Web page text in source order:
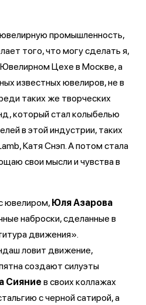
промышленность,
того, что могу сделать я,
Ювелирном Цехе в Москве, а
известных ювелиров, не в
таких же творческих
который стал колыбелью
в этой индустрии, таких
Катя Снэп. А потом стала
свои мысли и чувства в
ювелиром, Юля Азарова
наброски, сделанные в
движения».
ловит движение,
создают силуэты
Сияние в своих коллажах
с черной сатирой, а